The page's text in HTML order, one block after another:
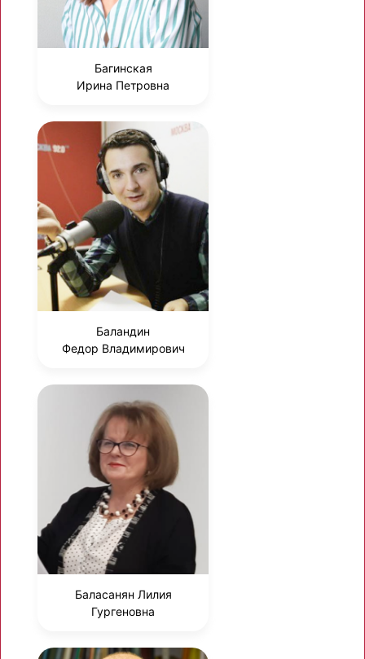
Багинская
Ирина Петровна
Баландин
Федор Владимирович
Баласанян Лилия
Гургеновна